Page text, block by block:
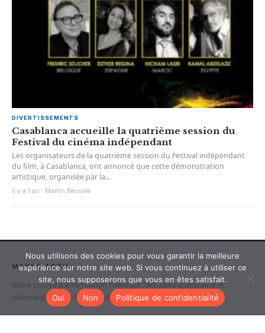
DIVERTISSEMENTS
Casablanca accueille la quatrième session du
Festival du cinéma indépendant
Les organisateurs de la quatrième session du Festival indépendant
du film, à Casablanca, ont annoncé que cette démonstration
artistique, organisée par la...
Il y a 1 an · Martin Neuville
MAROC ACTU
Votre source d'information fiable sur l'actualite marocaine et
internationale. Politique, economie, culture, tech et societe.
Nous utilisons des cookies pour vous garantir la meilleure
expérience sur notre site web. Si vous continuez à utiliser ce
site, nous supposerons que vous en êtes satisfait.
Oui
Non Politique de confidentialité